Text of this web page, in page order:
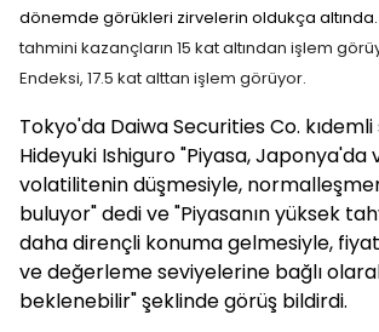
dönemde görükleri zirvelerin oldukça altında.
tahmini kazançların 15 kat altından işlem
Endeksi, 17.5 kat alttan işlem görüyor.
Tokyo'da Daiwa Securities Co.
Hideyuki Ishiguro "Piyasa, Japonya'da
volatilitenin düşmesiyle,
buluyor" dedi ve "Piyasanın yüksek
daha dirençli konuma gelmesiyle,
ve değerleme seviyelerine bağlı
beklenebilir" şeklinde görüş bildirdi.